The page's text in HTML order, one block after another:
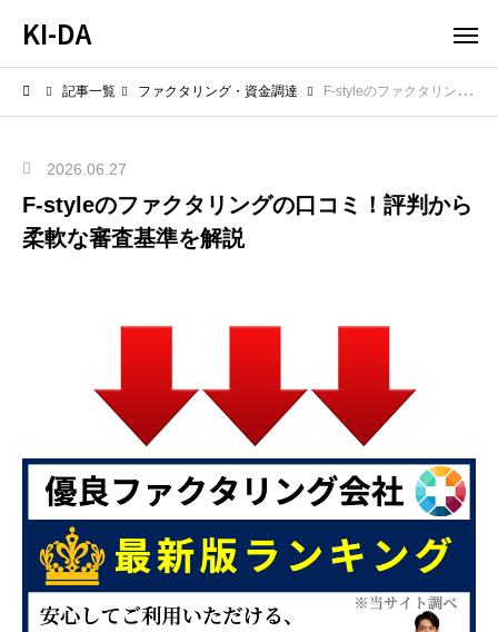
KI-DA
記事一覧 ファクタリング・資金調達 F-styleのファクタリングの口コミ！評判から柔軟な審査基準を解説
2026.06.27
F-styleのファクタリングの口コミ！評判から
柔軟な審査基準を解説